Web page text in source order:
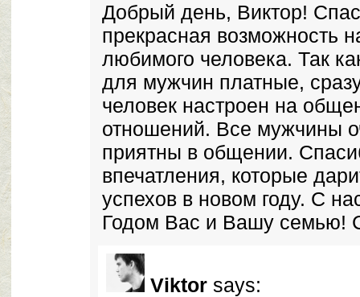
Добрый день, Виктор!
прекрасная возможность
любимого человека. Так
для мужчин платные,
человек настроен на
отношений. Все мужчины
приятны в общении.
впечатления, которые
успехов в новом году. С
Годом Вас и Вашу семью!
Viktor says: